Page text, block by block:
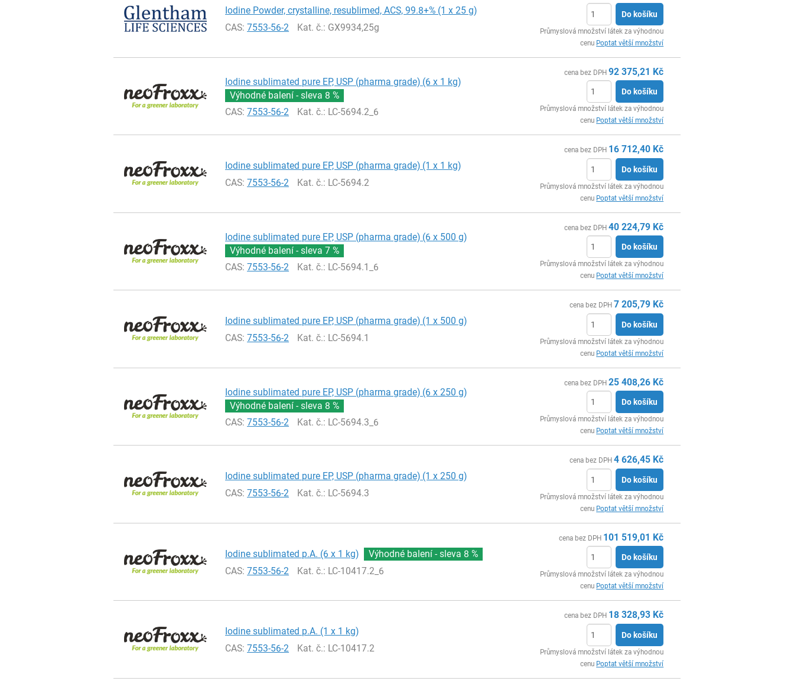
Iodine Powder, crystalline, resublimed, ACS, 99.8+% (1 x 25 g)
CAS:7553-56-2 Kat. č.: GX9934,25g
Do košíku
Průmyslová množství látek za výhodnou
cenu Poptat větší množství
Iodine sublimated pure EP, USP (pharma grade) (6 x 1 kg)
Výhodné balení - sleva 8 %
CAS:7553-56-2 Kat. č.: LC-5694.2_6
cena bez DPH 92 375,21 Kč
Do košíku
Průmyslová množství látek za výhodnou
cenu Poptat větší množství
Iodine sublimated pure EP, USP (pharma grade) (1 x 1 kg)
CAS:7553-56-2 Kat. č.: LC-5694.2
cena bez DPH 16 712,40 Kč
Do košíku
Průmyslová množství látek za výhodnou
cenu Poptat větší množství
Iodine sublimated pure EP, USP (pharma grade) (6 x 500 g)
Výhodné balení - sleva7 %
CAS:7553-56-2 Kat. č.: LC-5694.1_6
cena bez DPH 40 224,79 Kč
Do košíku
Průmyslová množství látek za výhodnou
cenu Poptat větší množství
Iodine sublimated pure EP, USP (pharma grade) (1 x 500 g)
CAS:7553-56-2 Kat. č.: LC-5694.1
cena bez DPH 7 205,79 Kč
Do košíku
Průmyslová množství látek za výhodnou
cenu Poptat větší množství
Iodine sublimated pure EP, USP (pharma grade) (6 x 250 g)
Výhodné balení - sleva 8 %
CAS:7553-56-2 Kat. č.: LC-5694.3_6
cena bez DPH 25 408,26 Kč
Do košíku
Průmyslová množství látek za výhodnou
cenu Poptat větší množství
Iodine sublimated pure EP, USP (pharma grade) (1 x 250 g)
CAS:7553-56-2 Kat. č.: LC-5694.3
cena bez DPH 4 626,45 Kč
Do košíku
Průmyslová množství látek za výhodnou
cenu Poptat větší množství
Iodine sublimated p.A. (6 x 1 kg) Výhodné balení - sleva 8 %
CAS:7553-56-2 Kat. č.: LC-10417.2_6
cena bez DPH 101 519,01 Kč
Do košíku
Průmyslová množství látek za výhodnou
cenu Poptat větší množství
Iodine sublimated p.A. (1 x 1 kg)
CAS:7553-56-2 Kat. č.: LC-10417.2
cena bez DPH 18 328,93 Kč
Do košíku
Průmyslová množství látek za výhodnou
cenu Poptat větší množství